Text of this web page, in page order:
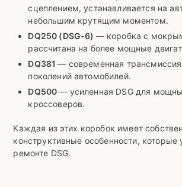
сцеплением, устанавливается на
небольшим крутящим моментом.
DQ250 (DSG-6) — коробка с
рассчитана на более мощные
DQ381 — современная
поколений автомобилей.
DQ500— усиленная DSG для
кроссоверов.
Каждая из этих коробок имеет
конструктивные особенности, которые
ремонте DSG.